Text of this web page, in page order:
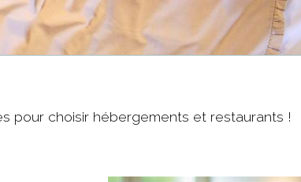
pour choisir hébergements et restaurants !